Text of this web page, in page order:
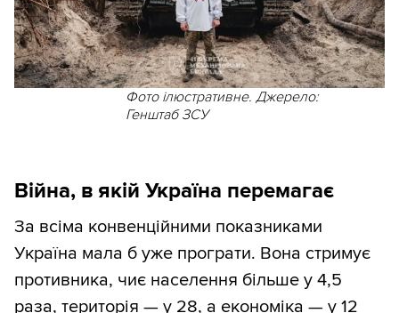
Фото ілюстративне. Джерело:
Генштаб ЗСУ
Війна, в якій Україна перемагає
За всіма конвенційними показниками
Україна мала б уже програти. Вона стримує
противника, чиє населення більше у 4,5
раза, територія — у 28, а економіка — у 12